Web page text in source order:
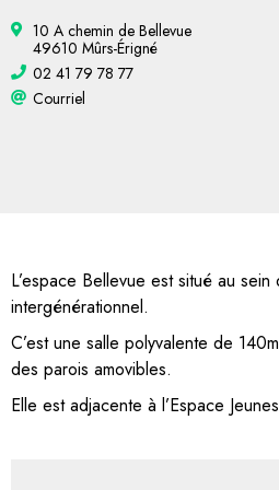
10 A chemin de Bellevue
49610 Mûrs-Érigné
02 41 79 78 77
Courriel
L’espace Bellevue est situé au sein
intergénérationnel.
C’est une salle polyvalente de
des parois amovibles.
Elle est adjacente à l’Espace